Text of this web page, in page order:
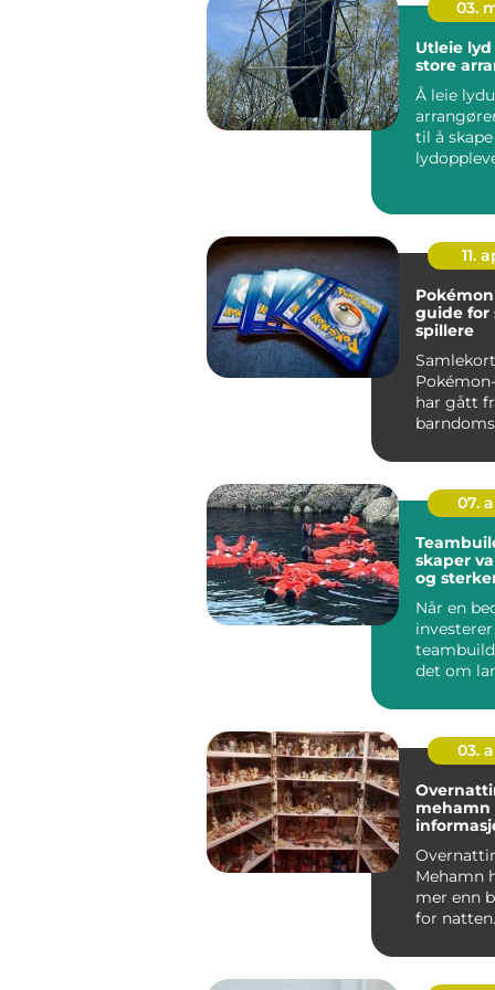
03.
Utleie
store
Å leie
til å
11.
guide for
spillere
har gått
07.
skaper
og
Når en
det om
borte fra
03.
mehamn praktisk
Mehamn
mer enn
for
nordøst i